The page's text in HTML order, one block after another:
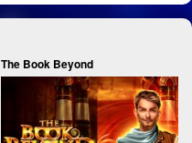
The Book Beyond